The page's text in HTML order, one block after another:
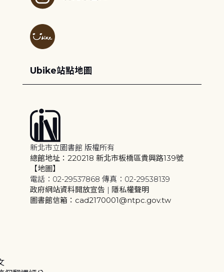
Ubike站點地圖
新北市立圖書館 版權所有
總館地址：220218 新北市板橋區貴興路139號
【地圖】
電話：02-29537868 傳真：02-29538139
政府網站資料開放宣告 | 隱私權聲明
圖書館信箱：cad2170001@ntpc.gov.tw